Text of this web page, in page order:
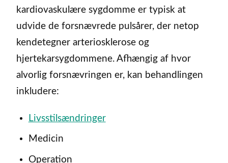
kardiovaskulære sygdomme er typisk at
udvide de forsnævrede pulsårer, der netop
kendetegner arteriosklerose og
hjertekarsygdommene. Afhængig af hvor
alvorlig forsnævringen er, kan behandlingen
inkludere:
Livsstilsændringer
Medicin
Operation